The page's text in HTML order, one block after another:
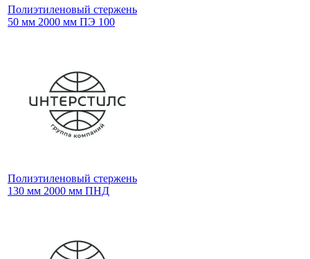
Полиэтиленовый стержень
50 мм 2000 мм ПЭ 100
Полиэтиленовый стержень
130 мм 2000 мм ПНД